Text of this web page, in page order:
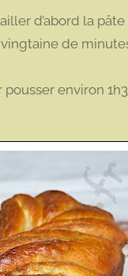
d’abord la
de
environ